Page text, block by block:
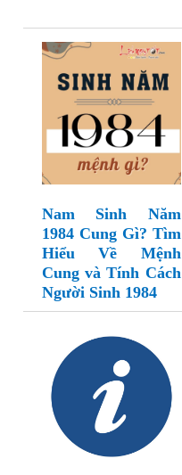
Nam Sinh Năm
1984 Cung Gì? Tìm
Hiểu Về Mệnh
Cung và Tính Cách
Người Sinh 1984